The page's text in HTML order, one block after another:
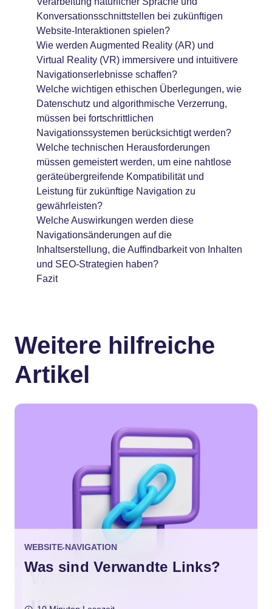
Konversationsschnittstellen bei zukünftigen
Website-Interaktionen spielen?
Wie werden Augmented Reality (AR) und
Virtual Reality (VR) immersivere und intuitivere
Navigationserlebnisse schaffen?
Welche wichtigen ethischen Überlegungen, wie
Datenschutz und algorithmische Verzerrung,
müssen bei fortschrittlichen
Navigationssystemen berücksichtigt werden?
Welche technischen Herausforderungen
müssen gemeistert werden, um eine nahtlose
geräteübergreifende Kompatibilität und
Leistung für zukünftige Navigation zu
gewährleisten?
Welche Auswirkungen werden diese
Navigationsänderungen auf die
Inhaltserstellung, die Auffindbarkeit von Inhalten
und SEO-Strategien haben?
Fazit
Weitere hilfreiche
Artikel
WEBSITE-NAVIGATION
Was sind Verwandte Links?